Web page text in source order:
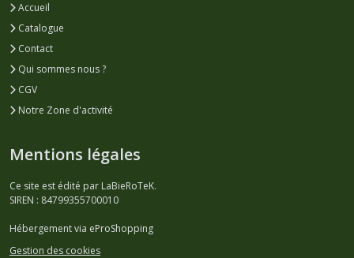
Accueil
Catalogue
Contact
Qui sommes nous ?
CGV
Notre Zone d'activité
Mentions légales
Ce site est édité par LaBieRoTeK.
SIREN : 84799355700010
Hébergement via eProShopping
Gestion des cookies